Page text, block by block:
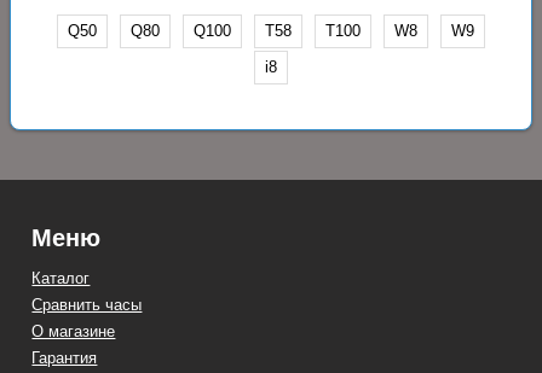
Q50 Q80 Q100 T58 T100 W8
W9
i8
Меню
Каталог
Сравнить часы
О магазине
Гарантия